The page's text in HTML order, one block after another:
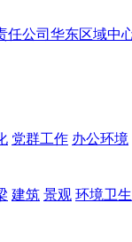
党群工作 办公环境
建筑 景观 环境卫生